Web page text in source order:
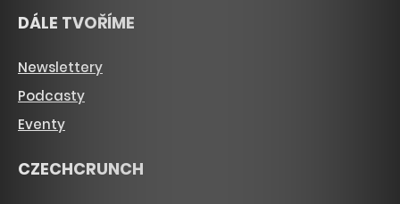
DÁLE TVOŘÍME
Newslettery
Podcasty
Eventy
CZECHCRUNCH